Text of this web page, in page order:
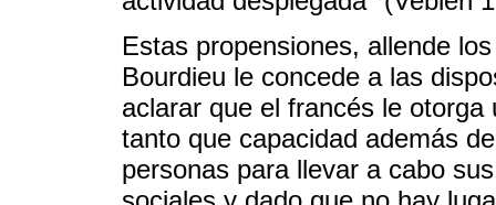
Estas propensiones, allende
Bourdieu le concede a las
aclarar que el francés le
tanto que capacidad además
personas para llevar a cabo